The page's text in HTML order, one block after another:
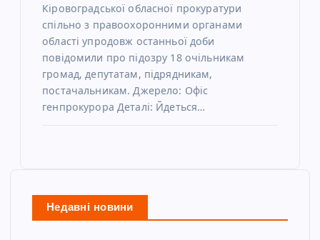
Кіровоградської обласної прокуратури
спільно з правоохоронними органами
області упродовж останньої доби
повідомили про підозру 18 очільникам
громад, депутатам, підрядникам,
постачальникам. Джерело: Офіс
генпрокурора Деталі: Йдеться…
Недавні новини